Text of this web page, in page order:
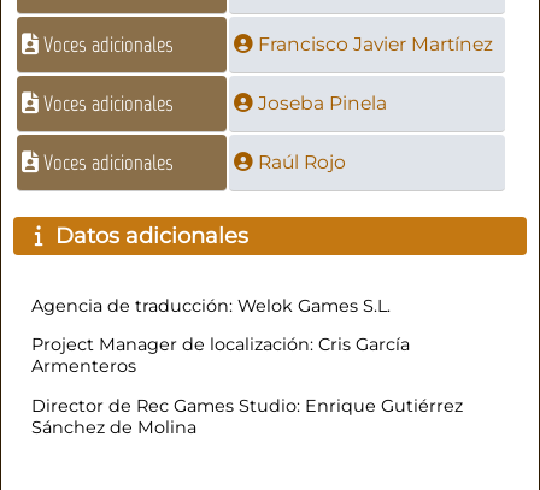
Voces adicionales Francisco Javier Martínez
Voces adicionales Joseba Pinela
Voces adicionales Raúl Rojo
Datos adicionales
Agencia de traducción: Welok Games S.L.
Project Manager de localización: Cris García
Armenteros
Director de Rec Games Studio: Enrique Gutiérrez
Sánchez de Molina